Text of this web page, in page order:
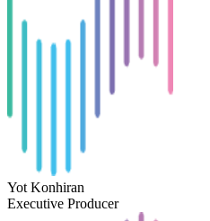
Yot Konhiran
Executive Producer